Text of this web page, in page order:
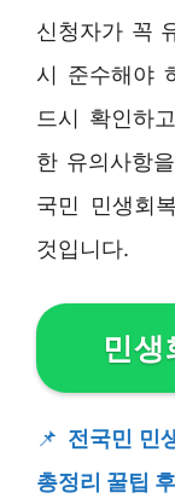
신청자가 꼭
시 준수해야
드시 확인하
한 유의사항
국민 민생회
것입니다.
민생
📌 전국민 민
총정리 꿀팁